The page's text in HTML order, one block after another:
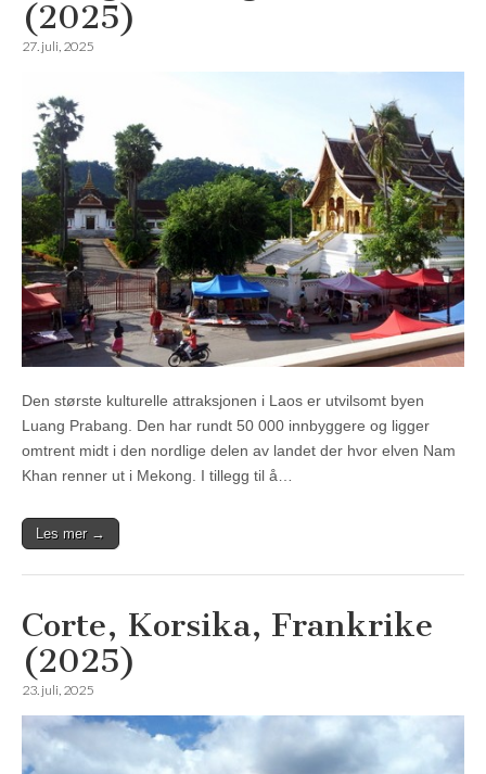
(2025)
27. juli, 2025
Den største kulturelle attraksjonen i Laos er utvilsomt byen
Luang Prabang. Den har rundt 50 000 innbyggere og ligger
omtrent midt i den nordlige delen av landet der hvor elven Nam
Khan renner ut i Mekong. I tillegg til å…
Les mer →
Corte, Korsika, Frankrike
(2025)
23. juli, 2025